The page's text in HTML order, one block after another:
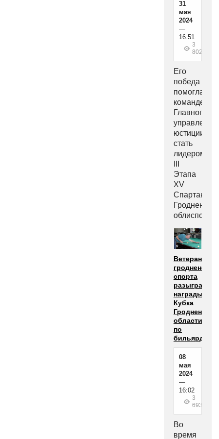
31
мая
2024
—
16:51
3
802
Его
победа
помогла
команде
Главного
управления
юстиции
стать
лидером
Этапа
XV
Ветераны
спорта
разыграли
награды
Кубка
Гродненской
области
по
бильярду
08
мая
2024
—
16:02
3
693
Во
время